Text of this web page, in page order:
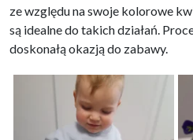
ze względu na swoje kolorowe
są idealne do takich działań.
doskonałą okazją do zabawy.